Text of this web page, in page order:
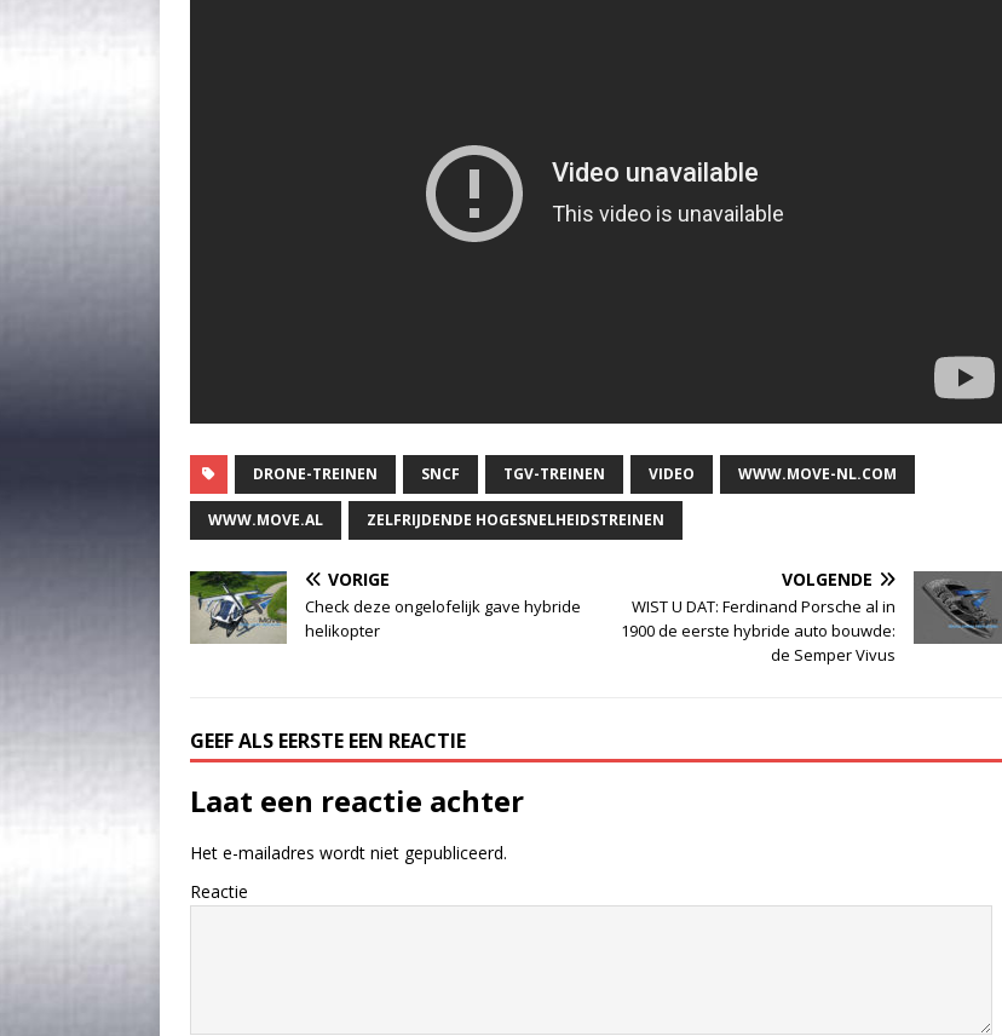
DRONE-TREINEN SNCF TGV-TREINEN VIDEO WWW.MOVE-NL.COM
WWW.MOVE.AL ZELFRIJDENDE HOGESNELHEIDSTREINEN
VORIGE
Check deze ongelofelijk gave hybride
helikopter
VOLGENDE
WIST U DAT: Ferdinand Porsche al in
1900 de eerste hybride auto bouwde:
de Semper Vivus
GEEF ALS EERSTE EEN REACTIE
Laat een reactie achter
Het e-mailadres wordt niet gepubliceerd.
Reactie